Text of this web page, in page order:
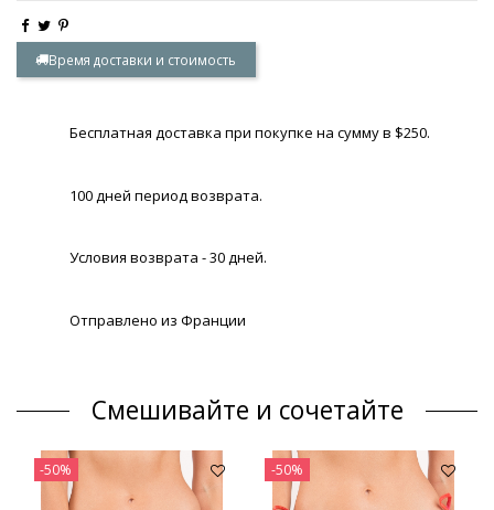
Время доставки и стоимость
Бесплатная доставка при покупке на сумму в $250.
100 дней период возврата.
Условия возврата - 30 дней.
Отправлено из Франции
Смешивайте и сочетайте
-50% -50%